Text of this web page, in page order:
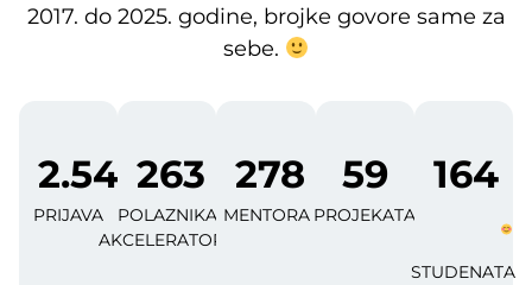
2017. do 2025. godine, brojke govore same za
sebe.
PRIJAVA
2.545
POLAZNIKA
AKCELERATORA
263
MENTORA
278
PROJEKATA
59
STUDENATA
164